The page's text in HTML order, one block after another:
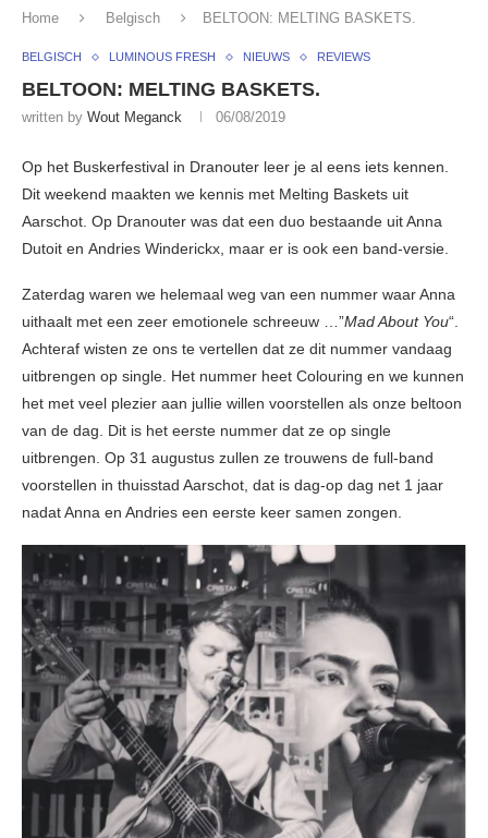
Home Belgisch BELTOON: MELTING BASKETS.
BELGISCH LUMINOUS FRESH NIEUWS REVIEWS
BELTOON: MELTING BASKETS.
written by Wout Meganck 06/08/2019
Op het Buskerfestival in Dranouter leer je al eens iets kennen.
Dit weekend maakten we kennis met Melting Baskets uit
Aarschot. Op Dranouter was dat een duo bestaande uit Anna
Dutoit en Andries Winderickx, maar er is ook een band-versie.
Zaterdag waren we helemaal weg van een nummer waar Anna
uithaalt met een zeer emotionele schreeuw …”Mad About You“.
Achteraf wisten ze ons te vertellen dat ze dit nummer vandaag
uitbrengen op single. Het nummer heet Colouring en we kunnen
het met veel plezier aan jullie willen voorstellen als onze beltoon
van de dag. Dit is het eerste nummer dat ze op single
uitbrengen. Op 31 augustus zullen ze trouwens de full-band
voorstellen in thuisstad Aarschot, dat is dag-op dag net 1 jaar
nadat Anna en Andries een eerste keer samen zongen.